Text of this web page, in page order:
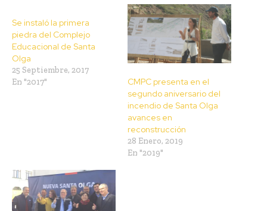
Se instaló la primera
piedra del Complejo
Educacional de Santa
Olga
25 Septiembre, 2017
En "2017"
CMPC presenta en el
segundo aniversario del
incendio de Santa Olga
avances en
reconstrucción
28 Enero, 2019
En "2019"